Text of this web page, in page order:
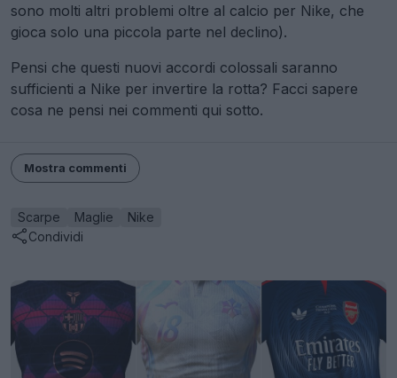
sono molti altri problemi oltre al calcio per Nike, che
gioca solo una piccola parte nel declino).
Pensi che questi nuovi accordi colossali saranno
sufficienti a Nike per invertire la rotta? Facci sapere
cosa ne pensi nei commenti qui sotto.
Mostra commenti
Scarpe Maglie
Nike
Condividi